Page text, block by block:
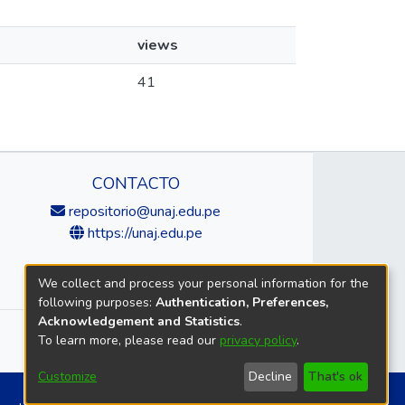
views
41
CONTACTO
repositorio@unaj.edu.pe
https://unaj.edu.pe
We collect and process your personal information for the
following purposes: Authentication, Preferences,
Acknowledgement and Statistics.
To learn more, please read our privacy policy.
Customize Decline That's ok